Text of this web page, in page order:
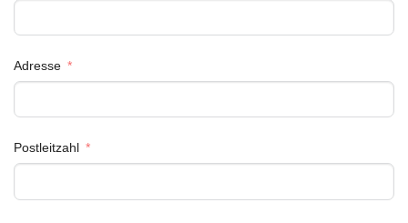
Adresse
Postleitzahl